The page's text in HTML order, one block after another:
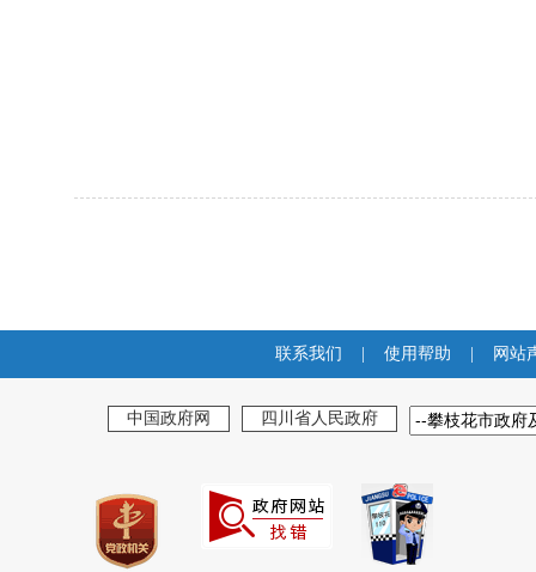
联系我们 使用帮助 网站
中国政府网 四川省人民政府